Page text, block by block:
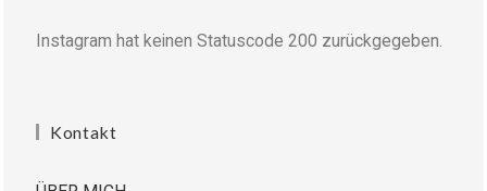
Instagram hat keinen Statuscode 200 zurückgegeben.
Kontakt